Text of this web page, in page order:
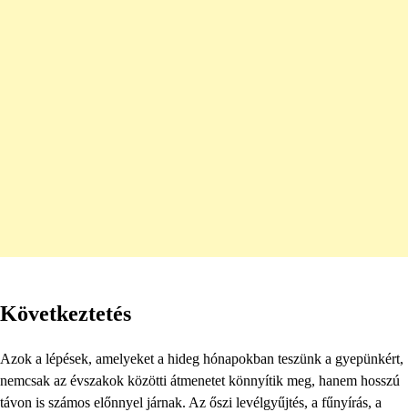
Következtetés
Azok a lépések, amelyeket a hideg hónapokban teszünk a gyepünkért,
nemcsak az évszakok közötti átmenetet könnyítik meg, hanem hosszú
távon is számos előnnyel járnak. Az őszi levélgyűjtés, a fűnyírás, a